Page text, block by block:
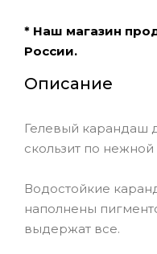
* Наш магазин
России.
Описание
Гелевый карандаш
скользит по
Водостойкие
наполнены
выдержат все.